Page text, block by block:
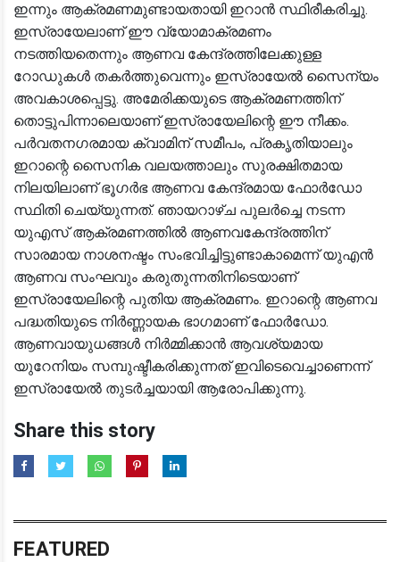
ഇന്നും ആക്രമണമുണ്ടായതായി ഇറാൻ സ്ഥിരീകരിച്ചു.
ഇസ്രായേലാണ് ഈ വ്യോമാക്രമണം
നടത്തിയതെന്നും ആണവ കേന്ദ്രത്തിലേക്കുള്ള
റോഡുകൾ തകർത്തുവെന്നും ഇസ്രായേൽ സൈന്യം
അവകാശപ്പെട്ടു. അമേരിക്കയുടെ ആക്രമണത്തിന്
തൊട്ടുപിന്നാലെയാണ് ഇസ്രായേലിന്റെ ഈ നീക്കം.
പർവതനഗരമായ ക്വാമിന് സമീപം, പ്രകൃതിയാലും
ഇറാന്റെ സൈനിക വലയത്താലും സുരക്ഷിതമായ
നിലയിലാണ് ഭൂഗർഭ ആണവ കേന്ദ്രമായ ഫോർഡോ
സ്ഥിതി ചെയ്യുന്നത്. ഞായറാഴ്ച പുലർച്ചെ നടന്ന
യുഎസ് ആക്രമണത്തിൽ ആണവകേന്ദ്രത്തിന്
സാരമായ നാശനഷ്ടം സംഭവിച്ചിട്ടുണ്ടാകാമെന്ന് യുഎൻ
ആണവ സംഘവും കരുതുന്നതിനിടെയാണ്
ഇസ്രായേലിന്റെ പുതിയ ആക്രമണം. ഇറാന്റെ ആണവ
പദ്ധതിയുടെ നിർണ്ണായക ഭാഗമാണ് ഫോർഡോ.
ആണവായുധങ്ങൾ നിർമ്മിക്കാൻ ആവശ്യമായ
യുറേനിയം സമ്പുഷ്ടീകരിക്കുന്നത് ഇവിടെവെച്ചാണെന്ന്
ഇസ്രായേൽ തുടർച്ചയായി ആരോപിക്കുന്നു.
Share this story
FEATURED